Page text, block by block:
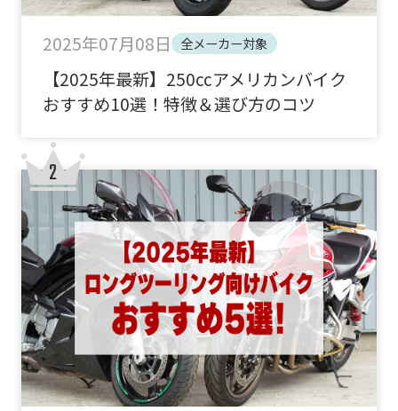
2025年07月08日 全メーカー対象
【2025年最新】250ccアメリカンバイク
おすすめ10選！特徴＆選び方のコツ